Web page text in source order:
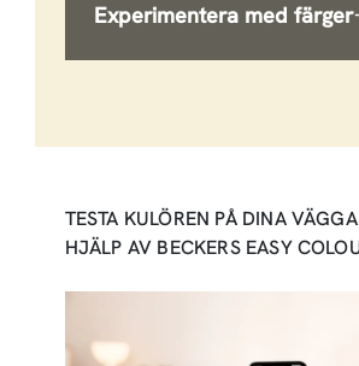
Experimentera med färger
TESTA KULÖREN PÅ DINA
HJÄLP AV BECKERS EASY